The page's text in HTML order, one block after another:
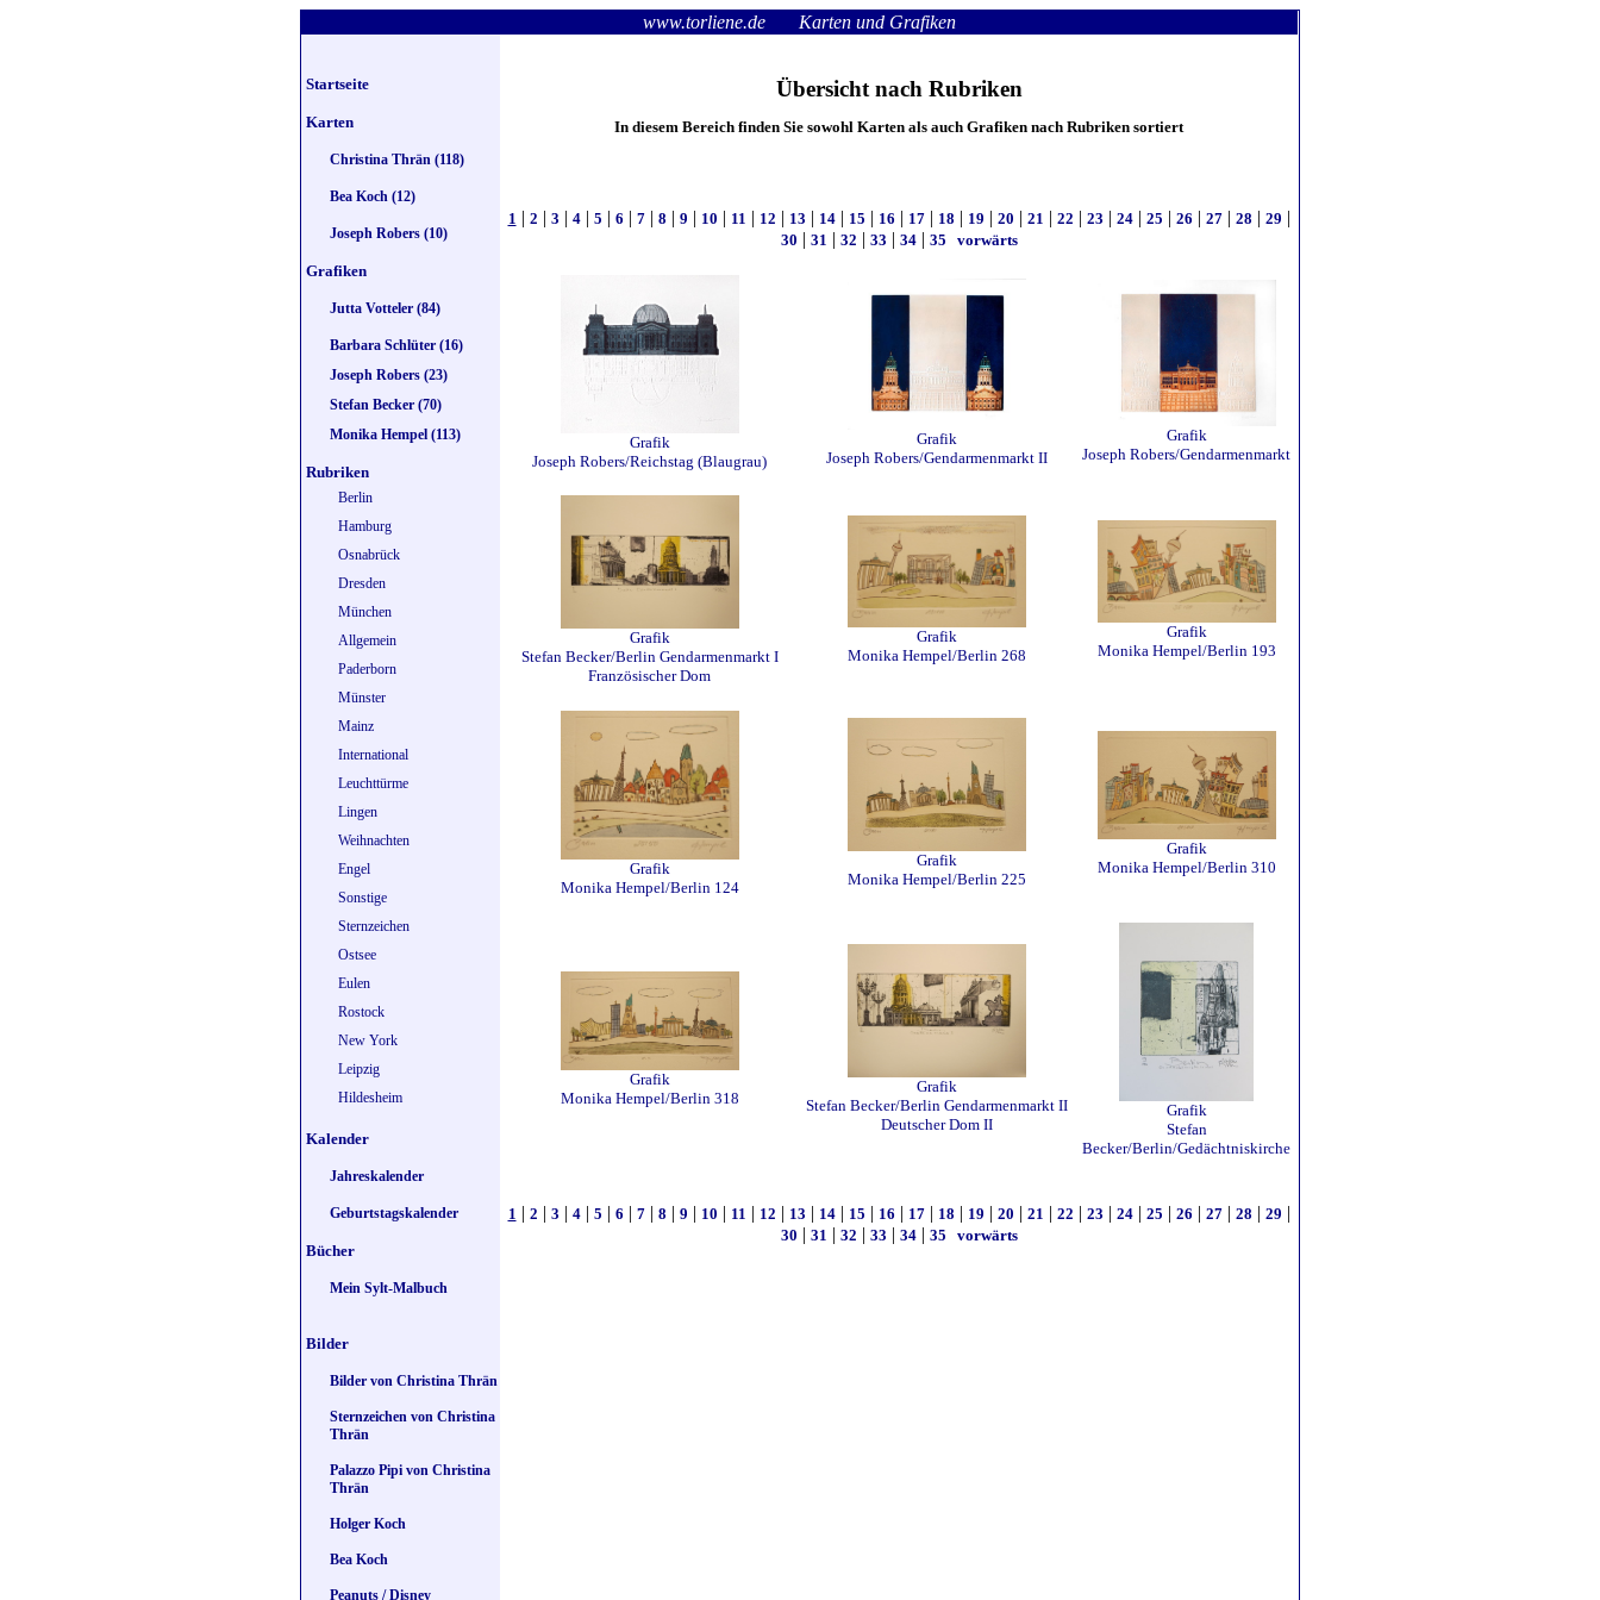
www.torliene.de Karten und Grafiken
Startseite
Karten
Christina Thrän (118)
Bea Koch (12)
Joseph Robers (10)
Grafiken
Jutta Votteler (84)
Barbara Schlüter (16)
Joseph Robers (23)
Stefan Becker (70)
Monika Hempel (113)
Rubriken
Berlin
Hamburg
Osnabrück
Dresden
München
Allgemein
Paderborn
Münster
Mainz
International
Leuchttürme
Lingen
Weihnachten
Engel
Sonstige
Sternzeichen
Ostsee
Eulen
Rostock
New York
Leipzig
Hildesheim
Kalender
Jahreskalender
Geburtstagskalender
Bücher
Mein Sylt-Malbuch
Bilder
Bilder von Christina Thrän
Sternzeichen von Christina
Thrän
Palazzo Pipi von Christina
Thrän
Holger Koch
Bea Koch
Peanuts / Disney
Übersicht nach Rubriken
In diesem Bereich finden Sie sowohl Karten als auch Grafiken nach Rubriken sortiert
1 | 2 | 3 | 4| 5 | 6 | 7| 8 | 9 | 10 | 11 | 12 | 13 | 14| 15 | 16 | 17| 18 | 19 | 20 | 21 | 22 | 23 | 24| 25 | 26 | 27| 28 | 29 |
30 | 31 | 32 | 33 | 34| 35 vorwärts
Grafik
Joseph Robers/Reichstag (Blaugrau)
Grafik
Joseph Robers/Gendarmenmarkt II
Grafik
Joseph Robers/Gendarmenmarkt
Grafik
Stefan Becker/Berlin Gendarmenmarkt I
Französischer Dom
Grafik
Monika Hempel/Berlin 268
Grafik
Monika Hempel/Berlin 193
Grafik
Monika Hempel/Berlin 124
Grafik
Monika Hempel/Berlin 225
Grafik
Monika Hempel/Berlin 310
Grafik
Monika Hempel/Berlin 318
Grafik
Stefan Becker/Berlin Gendarmenmarkt II
Deutscher Dom II
Grafik
Stefan
Becker/Berlin/Gedächtniskirche
1 | 2 | 3 | 4| 5 | 6 | 7| 8 | 9 | 10 | 11 | 12 | 13 | 14| 15 | 16 | 17| 18 | 19 | 20 | 21 | 22 | 23 | 24| 25 | 26 | 27| 28 | 29 |
30 | 31 | 32 | 33 | 34| 35 vorwärts